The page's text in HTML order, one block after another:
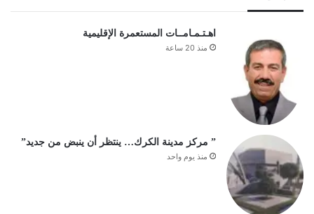
اهـتـمـامــات المستعمرة الإقليمية
منذ 20 ساعة
” مركز مدينة الكرك… ينتظر أن ينبض من جديد”
منذ يوم واحد